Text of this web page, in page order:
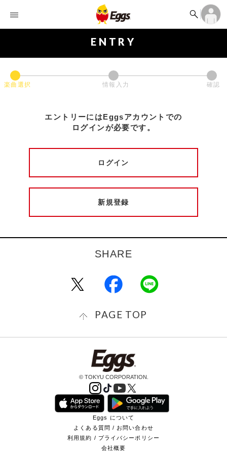


ランキング 
記事 


ログイン
アカウント登録
ENTRY
楽曲選択 情報入力 確認
エントリーにはEggsアカウントでの
ログインが必要です。
ログイン
新規登録
PAGE TOP
© TOKYU CORPORATION.
Eggs について
よくある質問 / お問い合わせ
利用規約 / プライバシーポリシー
会社概要